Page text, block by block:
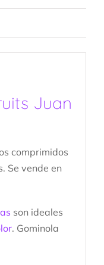
Juan
comprimidos
Se vende en
son ideales
. Gominola